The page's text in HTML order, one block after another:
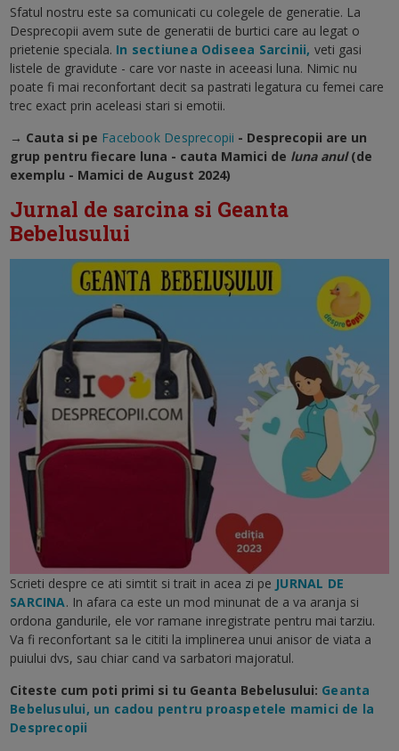
Sfatul nostru este sa comunicati cu colegele de generatie. La
Desprecopii avem sute de generatii de burtici care au legat o
prietenie speciala. In sectiunea Odiseea Sarcinii, veti gasi
listele de gravidute - care vor naste in aceeasi luna. Nimic nu
poate fi mai reconfortant decit sa pastrati legatura cu femei care
trec exact prin aceleasi stari si emotii.
→ Cauta si pe Facebook Desprecopii - Desprecopii are un
grup pentru fiecare luna - cauta Mamici de luna anul (de
exemplu - Mamici de August 2024)
Jurnal de sarcina si Geanta
Bebelusului
Scrieti despre ce ati simtit si trait in acea zi pe JURNAL DE
SARCINA. In afara ca este un mod minunat de a va aranja si
ordona gandurile, ele vor ramane inregistrate pentru mai tarziu.
Va fi reconfortant sa le cititi la implinerea unui anisor de viata a
puiului dvs, sau chiar cand va sarbatori majoratul.
Citeste cum poti primi si tu Geanta Bebelusului: Geanta
Bebelusului, un cadou pentru proaspetele mamici de la
Desprecopii